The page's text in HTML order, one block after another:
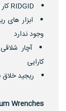
RIDGID کار کشته شده در طراحی طی سالیان
ابزار های
وجود ندارد
آچار
کارایی
ریجید
Wrenches